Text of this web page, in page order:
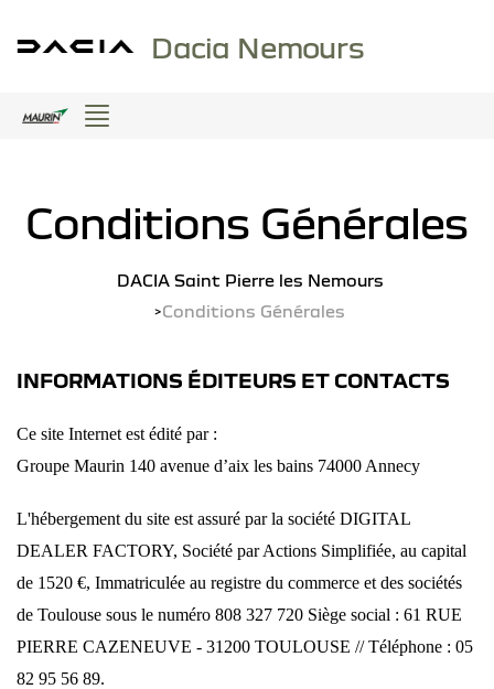
Dacia Nemours
Menu
Conditions Générales
DACIA Saint Pierre les Nemours
Conditions Générales
INFORMATIONS ÉDITEURS ET CONTACTS
Ce site Internet est édité par :
Groupe Maurin 140 avenue d’aix les bains 74000 Annecy
L'hébergement du site est assuré par la société DIGITAL
DEALER FACTORY, Société par Actions Simplifiée, au capital
de 1520 €, Immatriculée au registre du commerce et des sociétés
de Toulouse sous le numéro 808 327 720 Siège social : 61 RUE
PIERRE CAZENEUVE - 31200 TOULOUSE // Téléphone : 05
82 95 56 89.